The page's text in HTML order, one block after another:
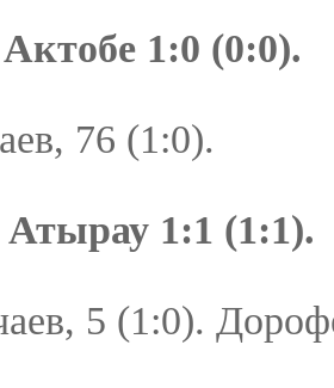
1:0 (0:0).
76 (1:0).
1:1 (1:1).
5 (1:0).